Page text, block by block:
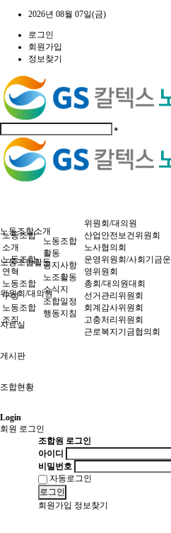
2026년 08월 07일(금)
로그인
회원가입
정보찾기
노동조합소개
노동조합활동
위원회/대의원
자료실
게시판
조합현황
노동조합
소개
노동조합
연혁
노동조합
구성
노동조합
조직
노동조합
활동
공지사항
노조활동
소식지
조합일정
행동지침
위원회/대의원
산업안전보건위원회
노사협의회
운영위원회/사회기금운
영위원회
총회/대의원대회
선거관리위원회
회계감사위원회
고충처리위원회
근로복지기금협의회
Login
회원 로그인
조합원 로그인
아이디
비밀번호
자동로그인
로그인
회원가입 정보찾기